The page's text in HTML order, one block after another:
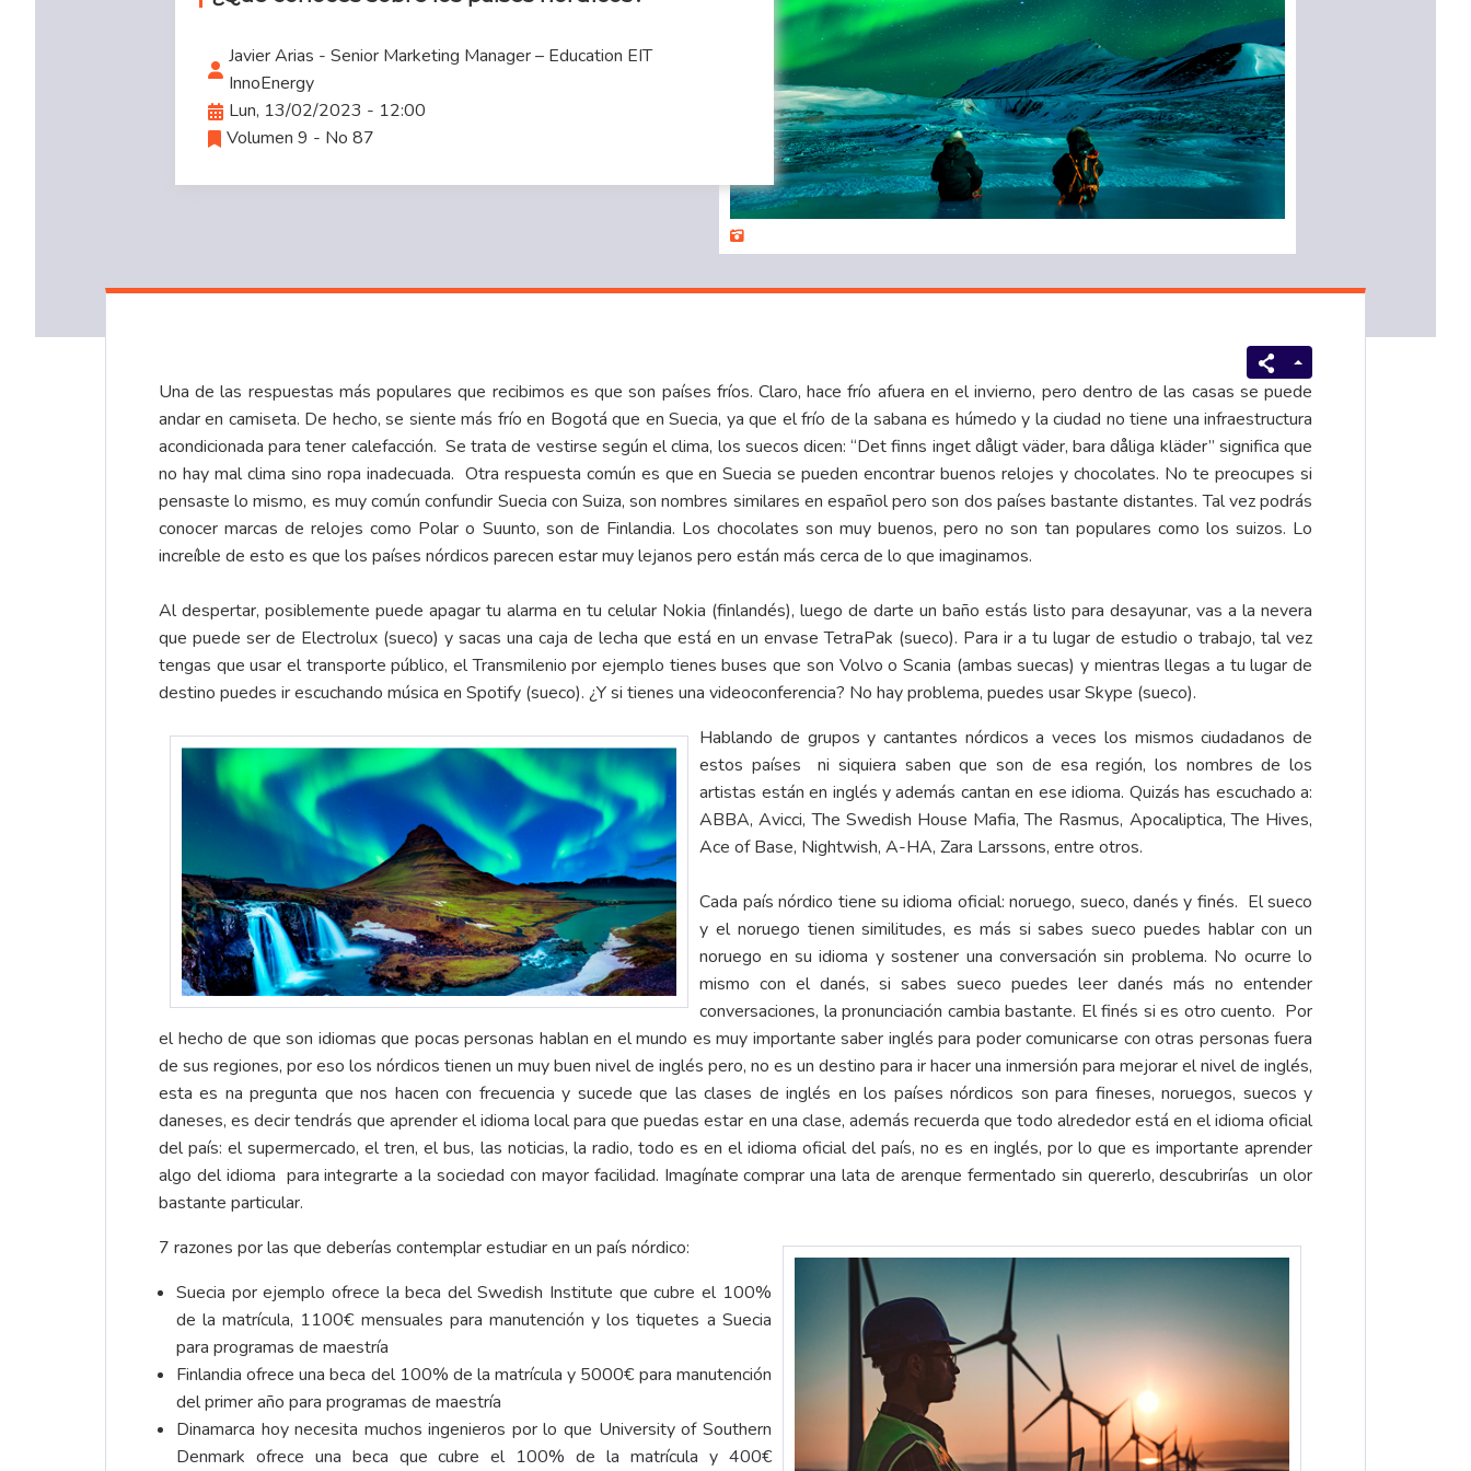
Javier Arias - Senior Marketing Manager – Education EIT
InnoEnergy
Lun, 13/02/2023 - 12:00
Volumen 9 - No 87
Una de las respuestas más populares que recibimos es que son países fríos. Claro, hace frío afuera en el invierno, pero dentro de las casas se puede
andar en camiseta. De hecho, se siente más frío en Bogotá que en Suecia, ya que el frío de la sabana es húmedo y la ciudad no tiene una infraestructura
acondicionada para tener calefacción. Se trata de vestirse según el clima, los suecos dicen: “Det finns inget dåligt väder, bara dåliga kläder” significa que
no hay mal clima sino ropa inadecuada. Otra respuesta común es que en Suecia se pueden encontrar buenos relojes y chocolates. No te preocupes si
pensaste lo mismo, es muy común confundir Suecia con Suiza, son nombres similares en español pero son dos países bastante distantes. Tal vez podrás
conocer marcas de relojes como Polar o Suunto, son de Finlandia. Los chocolates son muy buenos, pero no son tan populares como los suizos. Lo
increíble de esto es que los países nórdicos parecen estar muy lejanos pero están más cerca de lo que imaginamos.
Al despertar, posiblemente puede apagar tu alarma en tu celular Nokia (finlandés), luego de darte un baño estás listo para desayunar, vas a la nevera
que puede ser de Electrolux (sueco) y sacas una caja de lecha que está en un envase TetraPak (sueco). Para ir a tu lugar de estudio o trabajo, tal vez
tengas que usar el transporte público, el Transmilenio por ejemplo tienes buses que son Volvo o Scania (ambas suecas) y mientras llegas a tu lugar de
destino puedes ir escuchando música en Spotify (sueco). ¿Y si tienes una videoconferencia? No hay problema, puedes usar Skype (sueco).
Hablando de grupos y cantantes nórdicos a veces los mismos ciudadanos de
estos países ni siquiera saben que son de esa región, los nombres de los
artistas están en inglés y además cantan en ese idioma. Quizás has escuchado a:
ABBA, Avicci, The Swedish House Mafia, The Rasmus, Apocaliptica, The Hives,
Ace of Base, Nightwish, A-HA, Zara Larssons, entre otros.
Cada país nórdico tiene su idioma oficial: noruego, sueco, danés y finés. El sueco
y el noruego tienen similitudes, es más si sabes sueco puedes hablar con un
noruego en su idioma y sostener una conversación sin problema. No ocurre lo
mismo con el danés, si sabes sueco puedes leer danés más no entender
conversaciones, la pronunciación cambia bastante. El finés si es otro cuento. Por
el hecho de que son idiomas que pocas personas hablan en el mundo es muy importante saber inglés para poder comunicarse con otras personas fuera
de sus regiones, por eso los nórdicos tienen un muy buen nivel de inglés pero, no es un destino para ir hacer una inmersión para mejorar el nivel de inglés,
esta es na pregunta que nos hacen con frecuencia y sucede que las clases de inglés en los países nórdicos son para fineses, noruegos, suecos y
daneses, es decir tendrás que aprender el idioma local para que puedas estar en una clase, además recuerda que todo alrededor está en el idioma oficial
del país: el supermercado, el tren, el bus, las noticias, la radio, todo es en el idioma oficial del país, no es en inglés, por lo que es importante aprender
algo del idioma para integrarte a la sociedad con mayor facilidad. Imagínate comprar una lata de arenque fermentado sin quererlo, descubrirías un olor
bastante particular.
7 razones por las que deberías contemplar estudiar en un país nórdico:
Suecia por ejemplo ofrece la beca del Swedish Institute que cubre el 100%
de la matrícula, 1100€ mensuales para manutención y los tiquetes a Suecia
para programas de maestría
Finlandia ofrece una beca del 100% de la matrícula y 5000€ para manutención
del primer año para programas de maestría
Dinamarca hoy necesita muchos ingenieros por lo que University of Southern
Denmark ofrece una beca que cubre el 100% de la matrícula y 400€